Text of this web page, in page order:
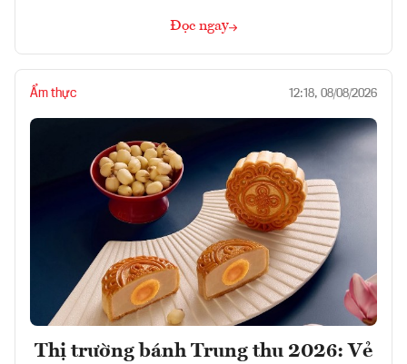
Đọc ngay
Ẩm thực 12:18, 08/08/2026
Thị trường bánh Trung thu 2026: Vẻ